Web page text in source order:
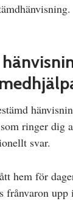
ringer dig
svar.
hem för
frånvaron